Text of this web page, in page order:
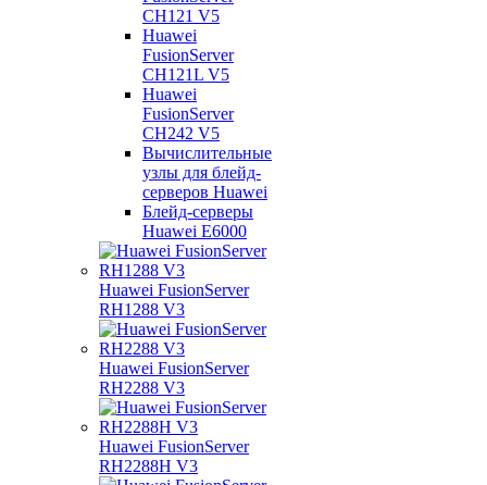
CH121 V5
Huawei
FusionServer
CH121L V5
Huawei
FusionServer
CH242 V5
Вычислительные
узлы для блейд-
серверов Huawei
Блейд-серверы
Huawei E6000
Huawei FusionServer
RH1288 V3
Huawei FusionServer
RH2288 V3
Huawei FusionServer
RH2288H V3